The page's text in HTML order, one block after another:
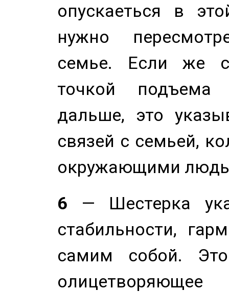
опускаеться в
нужно
семье. Если же
точкой
дальше, это
связей с семьей,
окружающими
6 — Шестерка
стабильности,
самим собой.